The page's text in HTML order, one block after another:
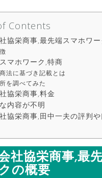
Contents
協栄商事,最先端スマホワ
マホワーク,特商
法に基づき記載とは
を調べてみた
協栄商事,料金
内容が不明
協栄商事,田中一夫の評判や
社協栄商事,最
の概要